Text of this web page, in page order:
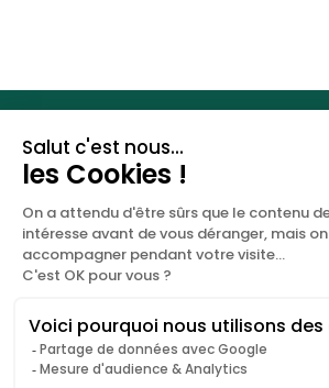
Les clés de votre santé
sexuelle.
DOCTICAL
A propos
Blog
NOUS CONTACTER
+33 (0)9 67 81 94 50
contact@doctical.com